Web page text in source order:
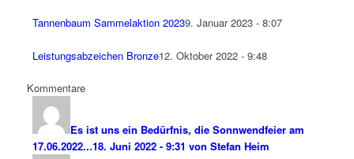
Tannenbaum Sammelaktion 20239. Januar 2023 - 8:07
Leistungsabzeichen Bronze12. Oktober 2022 - 9:48
Kommentare
Es ist uns ein Bedürfnis, die Sonnwendfeier am
17.06.2022...18. Juni 2022 - 9:31 von Stefan Heim